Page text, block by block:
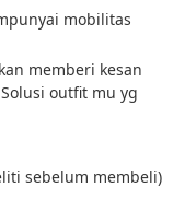
mobilitas
memberi kesan
outfit mu yg
sebelum membeli)